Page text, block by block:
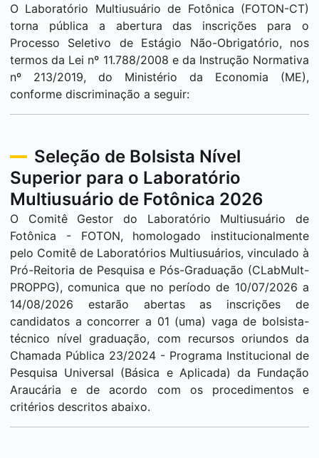
O Laboratório Multiusuário de Fotônica (FOTON-CT)
torna pública a abertura das inscrições para o
Processo Seletivo de Estágio Não-Obrigatório, nos
termos da Lei nº 11.788/2008 e da Instrução Normativa
nº 213/2019, do Ministério da Economia (ME),
conforme discriminação a seguir:
Seleção de Bolsista Nível
Superior para o Laboratório
Multiusuário de Fotônica 2026
O Comitê Gestor do Laboratório Multiusuário de
Fotônica - FOTON, homologado institucionalmente
pelo Comitê de Laboratórios Multiusuários, vinculado à
Pró-Reitoria de Pesquisa e Pós-Graduação (CLabMult-
PROPPG), comunica que no período de 10/07/2026 a
14/08/2026 estarão abertas as inscrições de
candidatos a concorrer a 01 (uma) vaga de bolsista-
técnico nível graduação, com recursos oriundos da
Chamada Pública 23/2024 - Programa Institucional de
Pesquisa Universal (Básica e Aplicada) da Fundação
Araucária e de acordo com os procedimentos e
critérios descritos abaixo.